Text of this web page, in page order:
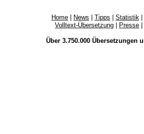
Home News Tipps Statistik
Volltext-Übersetzung
Presse
Über 3.750.000 Übersetzungen